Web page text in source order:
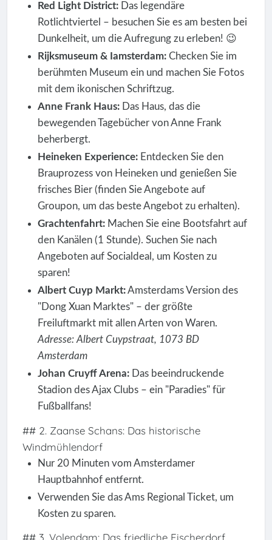
Red Light District:Das legendäre
Rotlichtviertel – besuchen Sie es am besten bei
Dunkelheit, um die Aufregung zu erleben! 😉
Rijksmuseum & Iamsterdam:Checken Sie im
berühmten Museum ein und machen Sie Fotos
mit dem ikonischen Schriftzug.
Anne Frank Haus:Das Haus, das die
bewegenden Tagebücher von Anne Frank
beherbergt.
Heineken Experience:Entdecken Sie den
Brauprozess von Heineken und genießen Sie
frisches Bier (finden Sie Angebote auf
Groupon, um das beste Angebot zu erhalten).
Grachtenfahrt:Machen Sie eine Bootsfahrt auf
den Kanälen (1 Stunde). Suchen Sie nach
Angeboten auf Socialdeal, um Kosten zu
sparen!
Albert Cuyp Markt:Amsterdams Version des
"Dong Xuan Marktes" – der größte
Freiluftmarkt mit allen Arten von Waren.
Adresse: Albert Cuypstraat, 1073 BD
Amsterdam
Johan Cruyff Arena:Das beeindruckende
Stadion des Ajax Clubs – ein "Paradies" für
Fußballfans!
## 2. Zaanse Schans: Das historische
Windmühlendorf
Nur 20 Minuten vom Amsterdamer
Hauptbahnhof entfernt.
Verwenden Sie das Ams Regional Ticket, um
Kosten zu sparen.
## 3. Volendam: Das friedliche Fischerdorf